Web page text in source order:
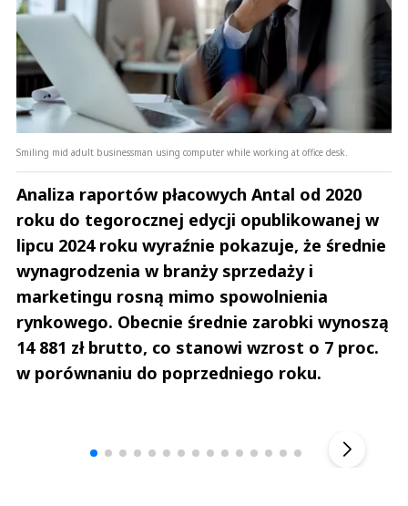
Smiling mid adult businessman using computer while working at office desk.
Analiza raportów płacowych Antal od 2020
roku do tegorocznej edycji opublikowanej w
lipcu 2024 roku wyraźnie pokazuje, że średnie
wynagrodzenia w branży sprzedaży i
marketingu rosną mimo spowolnienia
rynkowego. Obecnie średnie zarobki wynoszą
14 881 zł brutto, co stanowi wzrost o 7 proc.
w porównaniu do poprzedniego roku.